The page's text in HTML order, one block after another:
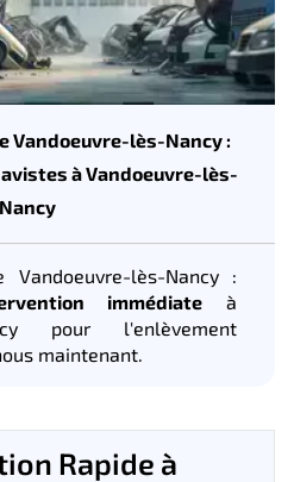
Vandoeuvre-lès-Nancy :
à Vandoeuvre-lès-
Nancy
Vandoeuvre-lès-Nancy :
immédiateà
pour l'enlèvement
maintenant.
Rapide à